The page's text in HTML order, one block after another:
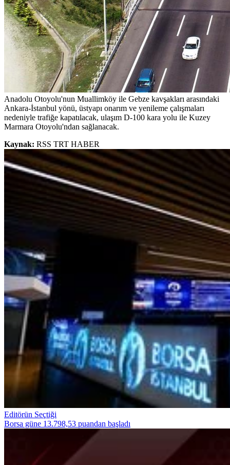
Anadolu Otoyolu'nun Muallimköy ile Gebze kavşakları arasındaki
Ankara-İstanbul yönü, üstyapı onarım ve yenileme çalışmaları
nedeniyle trafiğe kapatılacak, ulaşım D-100 kara yolu ile Kuzey
Marmara Otoyolu'ndan sağlanacak.
Kaynak: RSS TRT HABER
Editörün Seçtiği
Borsa güne 13.798,53 puandan başladı